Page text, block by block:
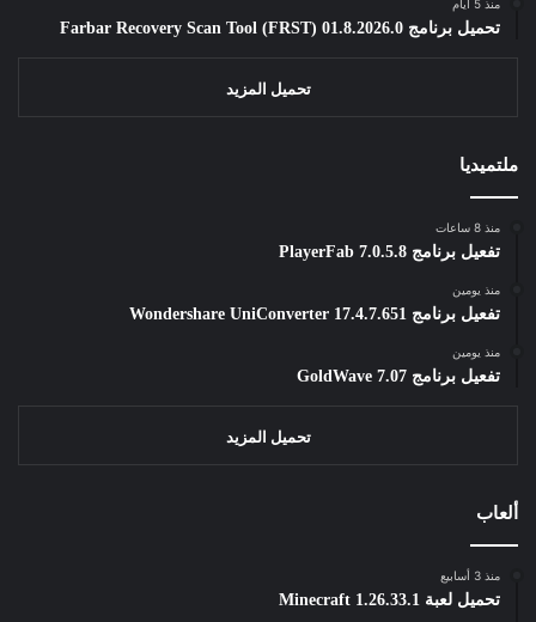
منذ 5 أيام
تحميل برنامج Farbar Recovery Scan Tool (FRST) 01.8.2026.0
تحميل المزيد
ملتميديا
منذ 8 ساعات
تفعيل برنامج PlayerFab 7.0.5.8
منذ يومين
تفعيل برنامج Wondershare UniConverter 17.4.7.651
منذ يومين
تفعيل برنامج GoldWave 7.07
تحميل المزيد
ألعاب
منذ 3 أسابيع
تحميل لعبة Minecraft 1.26.33.1